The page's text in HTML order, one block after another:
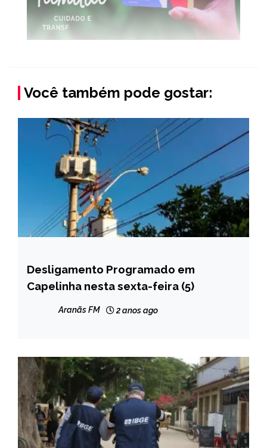
Você também pode gostar:
CAPELINHA
NOTÍCIAS
Desligamento Programado em
Capelinha nesta sexta-feira (5)
Aranãs FM 2 anos ago